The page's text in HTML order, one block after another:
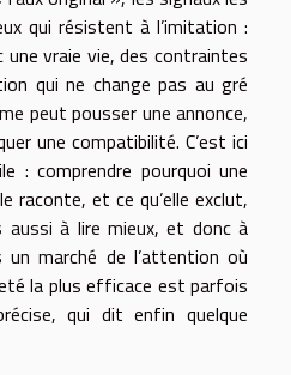
qui résistent à l’imitation :
une vraie vie, des contraintes
qui ne change pas au gré
peut pousser une annonce,
une compatibilité. C’est ici
: comprendre pourquoi une
raconte, et ce qu’elle exclut,
aussi à lire mieux, et donc à
marché de l’attention où
la plus efficace est parfois
qui dit enfin quelque